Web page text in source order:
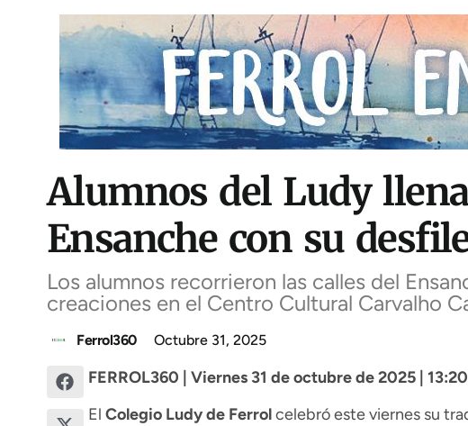
Alumnos del Ludy
Ensanche con su
Los alumnos recorrieron las calles del
creaciones en el Centro Cultural Carvalho
Ferrol360 Octubre 31, 2025
FERROL360 | Viernes 31 de octubre de 2025 | 13:20
El Colegio Ludy de Ferrolcelebró este viernes su